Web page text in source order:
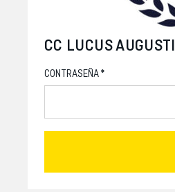
CC LUCUS AUGUSTI
CONTRASEÑA*